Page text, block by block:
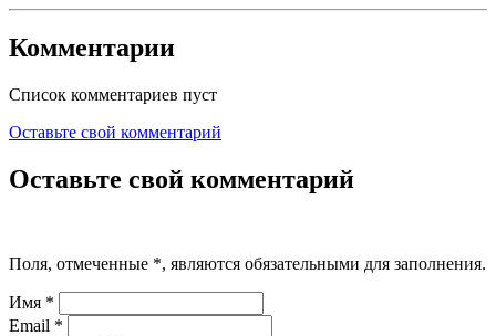
Комментарии
Список комментариев пуст
Оставьте свой комментарий
Оставьте свой комментарий
Поля, отмеченные *, являются обязательными для заполнения.
Имя *
Email *